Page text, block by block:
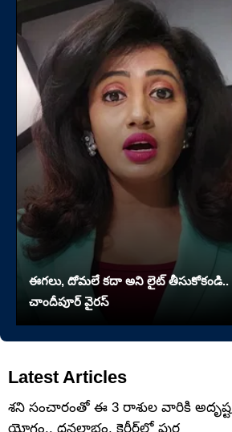
ఈగలు, దోమలే కదా అని లైట్ తీసుకోకండి..
చాందీపూర్ వైరస్
Latest Articles
శని సంచారంతో ఈ 3 రాశుల వారికి అదృష్ట
యోగం.. ధనలాభం, కెరీర్‌లో పుర